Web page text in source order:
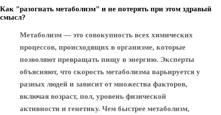
Как "разогнать метаболизм" и не потерять при этом здравый
смысл?
Метаболизм — это совокупность всех химических
процессов, происходящих в организме, которые
позволяют превращать пищу в энергию. Эксперты
объясняют, что скорость метаболизма варьируется у
разных людей и зависит от множества факторов,
включая возраст, пол, уровень физической
активности и генетику. Чем быстрее метаболизм,